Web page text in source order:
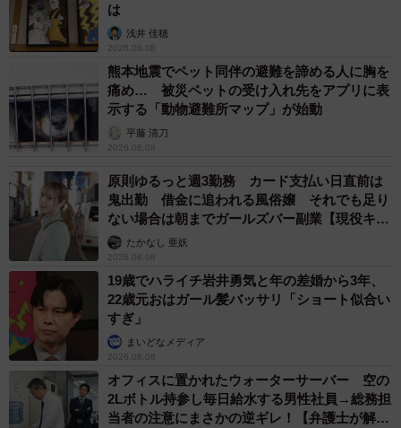
は
浅井 佳穂
2026.08.08
熊本地震でペット同伴の避難を諦める人に胸を
痛め… 被災ペットの受け入れ先をアプリに表
示する「動物避難所マップ」が始動
平藤 清刀
2026.08.08
原則ゆるっと週3勤務 カード支払い日直前は
鬼出勤 借金に追われる風俗嬢 それでも足り
ない場合は朝までガールズバー副業【現役キャ
ストに取材】
たかなし 亜妖
2026.08.08
19歳でハライチ岩井勇気と年の差婚から3年、
22歳元おはガール髪バッサリ「ショート似合い
すぎ」
まいどなメディア
2026.08.08
オフィスに置かれたウォーターサーバー 空の
2Lボトル持参し毎日給水する男性社員→総務担
当者の注意にまさかの逆ギレ！【弁護士が解